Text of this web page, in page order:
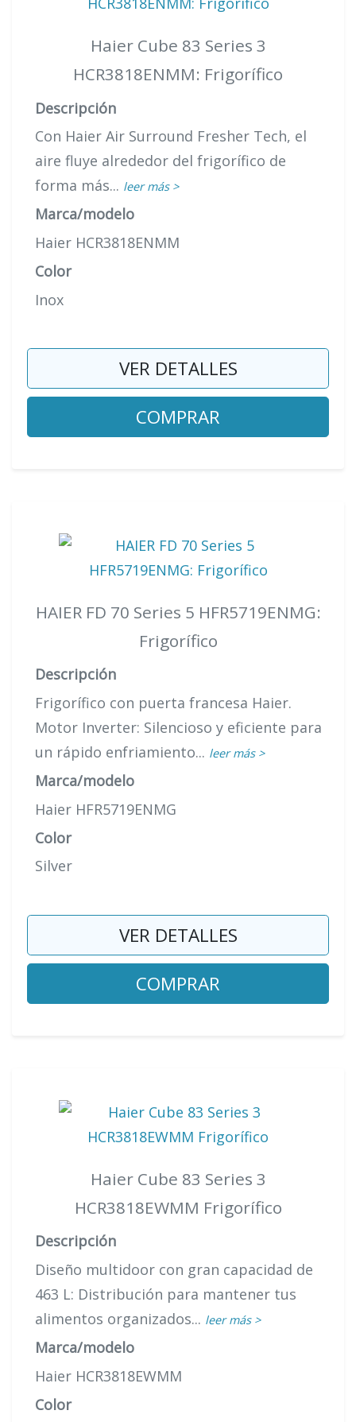
Haier Cube 83 Series 3
HCR3818ENMM: Frigorífico
Descripción
Con Haier Air Surround Fresher Tech, el
aire fluye alrededor del frigorífico de
forma más... leer más >
Marca/modelo
Haier HCR3818ENMM
Color
Inox
VER DETALLES
COMPRAR
HAIER FD 70 Series 5 HFR5719ENMG:
Frigorífico
Descripción
Frigorífico con puerta francesa Haier.
Motor Inverter: Silencioso y eficiente para
un rápido enfriamiento... leer más >
Marca/modelo
Haier HFR5719ENMG
Color
Silver
VER DETALLES
COMPRAR
Haier Cube 83 Series 3
HCR3818EWMM Frigorífico
Descripción
Diseño multidoor con gran capacidad de
463 L: Distribución para mantener tus
alimentos organizados... leer más >
Marca/modelo
Haier HCR3818EWMM
Color